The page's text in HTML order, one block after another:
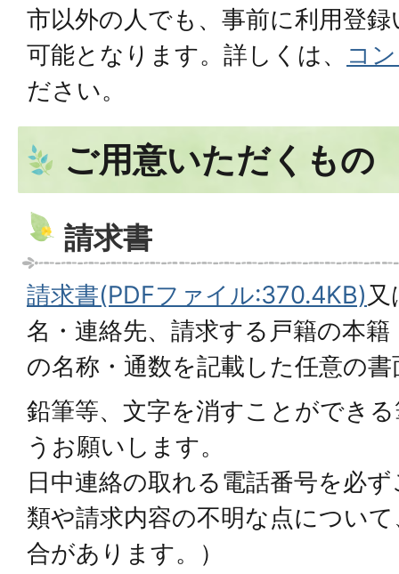
市以外の人でも、事前に利用登
可能となります。詳しくは、
コ
ださい。
ご用意いただくもの
請求書
請求書(PDFファイル:370.4KB)
名・連絡先、請求する戸籍の本
の名称・通数を記載した任意の
鉛筆等、文字を消すことができ
うお願いします。
日中連絡の取れる電話番号を必
類や請求内容の不明な点につい
合があります。）